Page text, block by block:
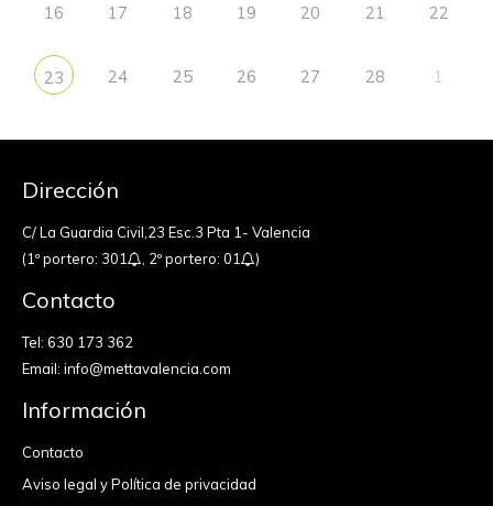
16 17 18 19 20 21 22
23 24 25 26 27 28 1
Dirección
C/ La Guardia Civil,23 Esc.3 Pta 1- Valencia
(1º portero: 301
, 2º portero: 01 )
Contacto
Tel: 630 173 362
Email: info@mettavalencia.com
Información
Contacto
Aviso legal y Política de privacidad